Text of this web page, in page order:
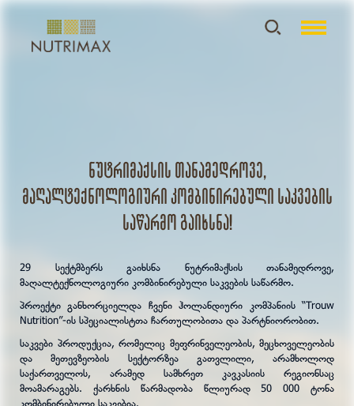
ნუტრიმაქსის თანამედროვე,
მაღალტექნოლოგიური კომბინირებული საკვების
საწარმო გაიხსნა!
29 სექტმბერს გაიხსნა ნუტრიმაქსის თანამედროვე,
მაღალტექნოლოგიური კომბინირებული საკვების საწარმო.
პროექტი განხორციელდა ჩვენი ჰოლანდიური კომპანიის “Trouw
Nutrition”-ის სპეციალისტთა ჩართულობითა და პარტნიორობით.
საკვები პროდუქცია, რომელიც მეფრინველეობის, მეცხოველეობის
და მეთევზეობის სექტორზეა გათვლილი, არამხოლოდ
საქართველოს, არამედ სამხრეთ კავკასიის რეგიონსაც
მოამარაგებს. ქარხნის წარმადობა წლიურად 50 000 ტონა